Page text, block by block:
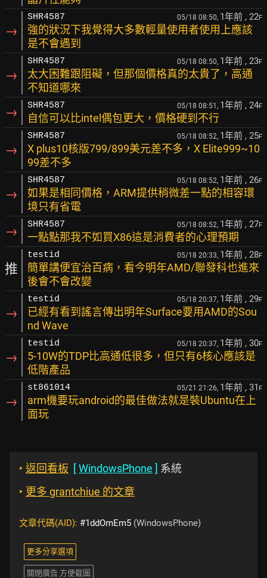
→
SHR4587 05/18 08:50, 1年前 , 22F
強的狀況下我覺得大多數輕量使用者使用上應該
是不會遇到
→
SHR4587 05/18 08:50, 1年前 , 23F
太大困難跟阻礙，但那個價格真的太貴了，高通
不知道哪來
→ SHR4587 05/18 08:51, 1年前 , 24F
自信可以比intel偶包更大，價格硬到不行
→
SHR4587 05/18 08:52, 1年前 , 25F
X plus10核版799/899美元差不多，X Elite999~10
99差不多
→
SHR4587 05/18 08:52, 1年前 , 26F
如果是相同價格，ARM提供稍微差一點的相容環
境只有省電
→ SHR4587 05/18 08:52, 1年前 , 27F
一點點那我不如買X86這是消費者的心理預期
推
testid 05/18 20:33, 1年前 , 28F
簡單講便宜治百病，看今明年AMD/聯發科也進來
後會不會改變
→
testid 05/18 20:37, 1年前 , 29F
已經有看到謠言傳出明年Surface要用AMD的Sou
nd Wave
→
testid 05/18 20:37, 1年前 , 30F
5-10W的TDP比高通低很多，但只有6核心應該是
低階產品
→
st861014 05/21 21:26, 1年前 , 31 F
arm機要玩android的最佳做法就是裝Ubuntu在上
面玩
‣ 返回看板 [WindowsPhone ] 系統
‣ 更多 grantchiue 的文章
文章代碼(AID): #1ddOmEm5 (WindowsPhone)
更多分享選項
關閉廣告 方便截圖